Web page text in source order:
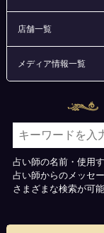
店舗一覧
メディア情報一覧
占い師の名前・使用
占い師からのメッセ
さまざまな検索が可能